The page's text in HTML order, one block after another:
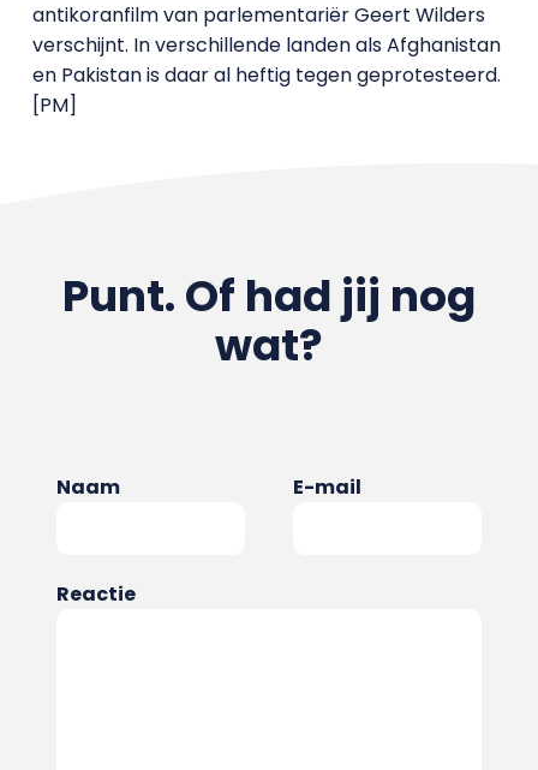
antikoranfilm van parlementariër Geert Wilders
verschijnt. In verschillende landen als Afghanistan
en Pakistan is daar al heftig tegen geprotesteerd.
[PM]
Punt. Of had jij nog
wat?
Naam E-mail
Reactie